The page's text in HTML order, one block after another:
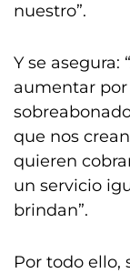
nuestro”.
Y se asegura:
aumentar
que nos
quieren
un servicio
brindan”.
Por todo ello,